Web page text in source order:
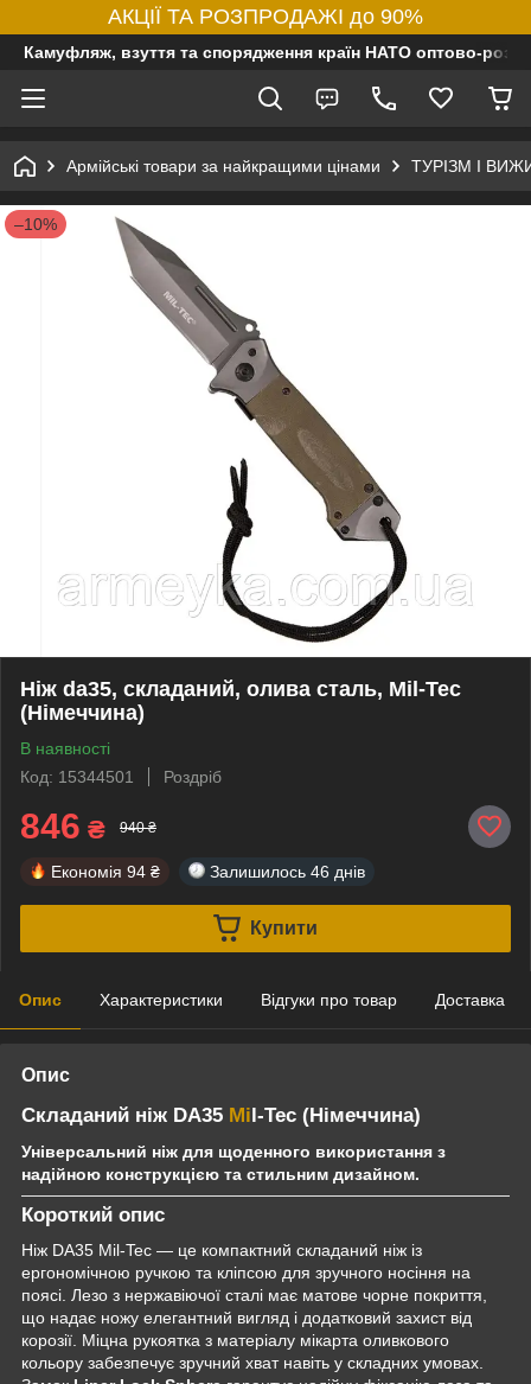
АКЦІЇ ТА РОЗПРОДАЖІ до 90%
Камуфляж, взуття та спорядження країн НАТО оптово-
Армійські товари за найкращими цінами ТУРІЗМ І
–10%
Ніж da35, складаний, олива сталь, Mil-Tec
(Німеччина)
В наявності
Код: 15344501
Роздріб
846 ₴ 940 ₴
Економія 94 ₴ Залишилось 46 днів
Купити
Опис Характеристики Відгуки про товар Доставка
Опис
Складаний ніж DA35 Mil-Tec (Німеччина)
Універсальний ніж для щоденного використання з
надійною конструкцією та стильним дизайном.
Короткий опис
Ніж DA35 Mil-Tec — це компактний складаний ніж із
ергономічною ручкою та кліпсою для зручного носіння на
поясі. Лезо з нержавіючої сталі має матове чорне покриття,
що надає ножу елегантний вигляд і додатковий захист від
корозії. Міцна рукоятка з матеріалу мікарта оливкового
кольору забезпечує зручний хват навіть у складних умовах.